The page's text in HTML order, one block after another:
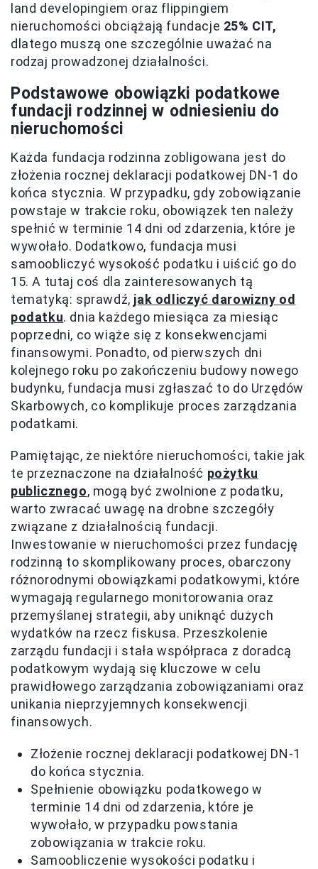
land developingiem oraz flippingiem
nieruchomości obciążają fundacje 25% CIT,
dlatego muszą one szczególnie uważać na
rodzaj prowadzonej działalności.
Podstawowe obowiązki podatkowe
fundacji rodzinnej w odniesieniu do
nieruchomości
Każda fundacja rodzinna zobligowana jest do
złożenia rocznej deklaracji podatkowej DN-1 do
końca stycznia. W przypadku, gdy zobowiązanie
powstaje w trakcie roku, obowiązek ten należy
spełnić w terminie 14 dni od zdarzenia, które je
wywołało. Dodatkowo, fundacja musi
samoobliczyć wysokość podatku i uiścić go do
15. A tutaj coś dla zainteresowanych tą
tematyką: sprawdź, jak odliczyć darowizny od
podatku. dnia każdego miesiąca za miesiąc
poprzedni, co wiąże się z konsekwencjami
finansowymi. Ponadto, od pierwszych dni
kolejnego roku po zakończeniu budowy nowego
budynku, fundacja musi zgłaszać to do Urzędów
Skarbowych, co komplikuje proces zarządzania
podatkami.
Pamiętając, że niektóre nieruchomości, takie jak
te przeznaczone na działalność pożytku
publicznego, mogą być zwolnione z podatku,
warto zwracać uwagę na drobne szczegóły
związane z działalnością fundacji.
Inwestowanie w nieruchomości przez fundację
rodzinną to skomplikowany proces, obarczony
różnorodnymi obowiązkami podatkowymi, które
wymagają regularnego monitorowania oraz
przemyślanej strategii, aby uniknąć dużych
wydatków na rzecz fiskusa. Przeszkolenie
zarządu fundacji i stała współpraca z doradcą
podatkowym wydają się kluczowe w celu
prawidłowego zarządzania zobowiązaniami oraz
unikania nieprzyjemnych konsekwencji
finansowych.
Złożenie rocznej deklaracji podatkowej DN-1
do końca stycznia.
Spełnienie obowiązku podatkowego w
terminie 14 dni od zdarzenia, które je
wywołało, w przypadku powstania
zobowiązania w trakcie roku.
Samoobliczenie wysokości podatku i